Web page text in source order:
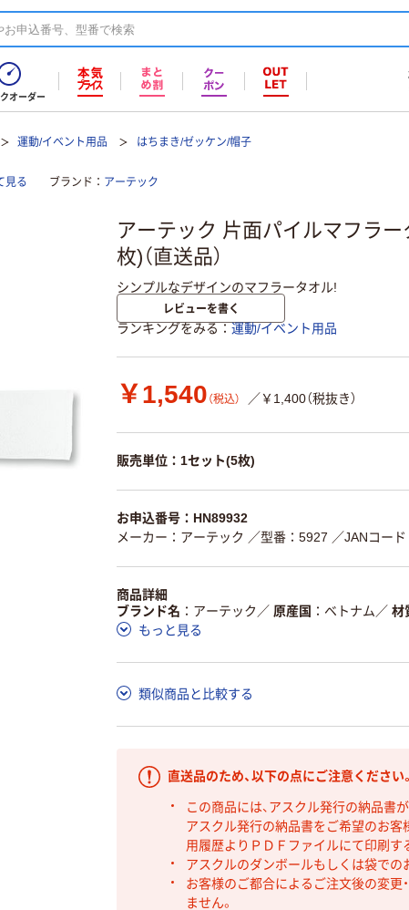
オーダー
運動/イベント用品 はちまき/ゼッケン/帽子
見る ブランド アーテック
アーテック 片面パイルマフラ
枚)（直送品）
シンプルなデザインのマフラータオル!
レビューを書く
ランキングをみる 運動/イベント用品
￥1,540 （税込） ／￥1,400（税抜き）
販売単位：1セット(5枚)
お申込番号：HN89932
メーカー：アーテック ／型番：5927 ／JANコー
商品詳細
ブランド名
アーテック ／ 原産国 ベトナム ／ 材
もっと見る
類似商品と比較する
直送品のため、以下の点にご注意ください。
この商品には、アスクル発行の納品書
アスクル発行の納品書をご希望のお客
用履歴よりＰＤＦファイルにて印刷す
アスクルのダンボールもしくは袋での
お客様のご都合によるご注文後の変更
ません。